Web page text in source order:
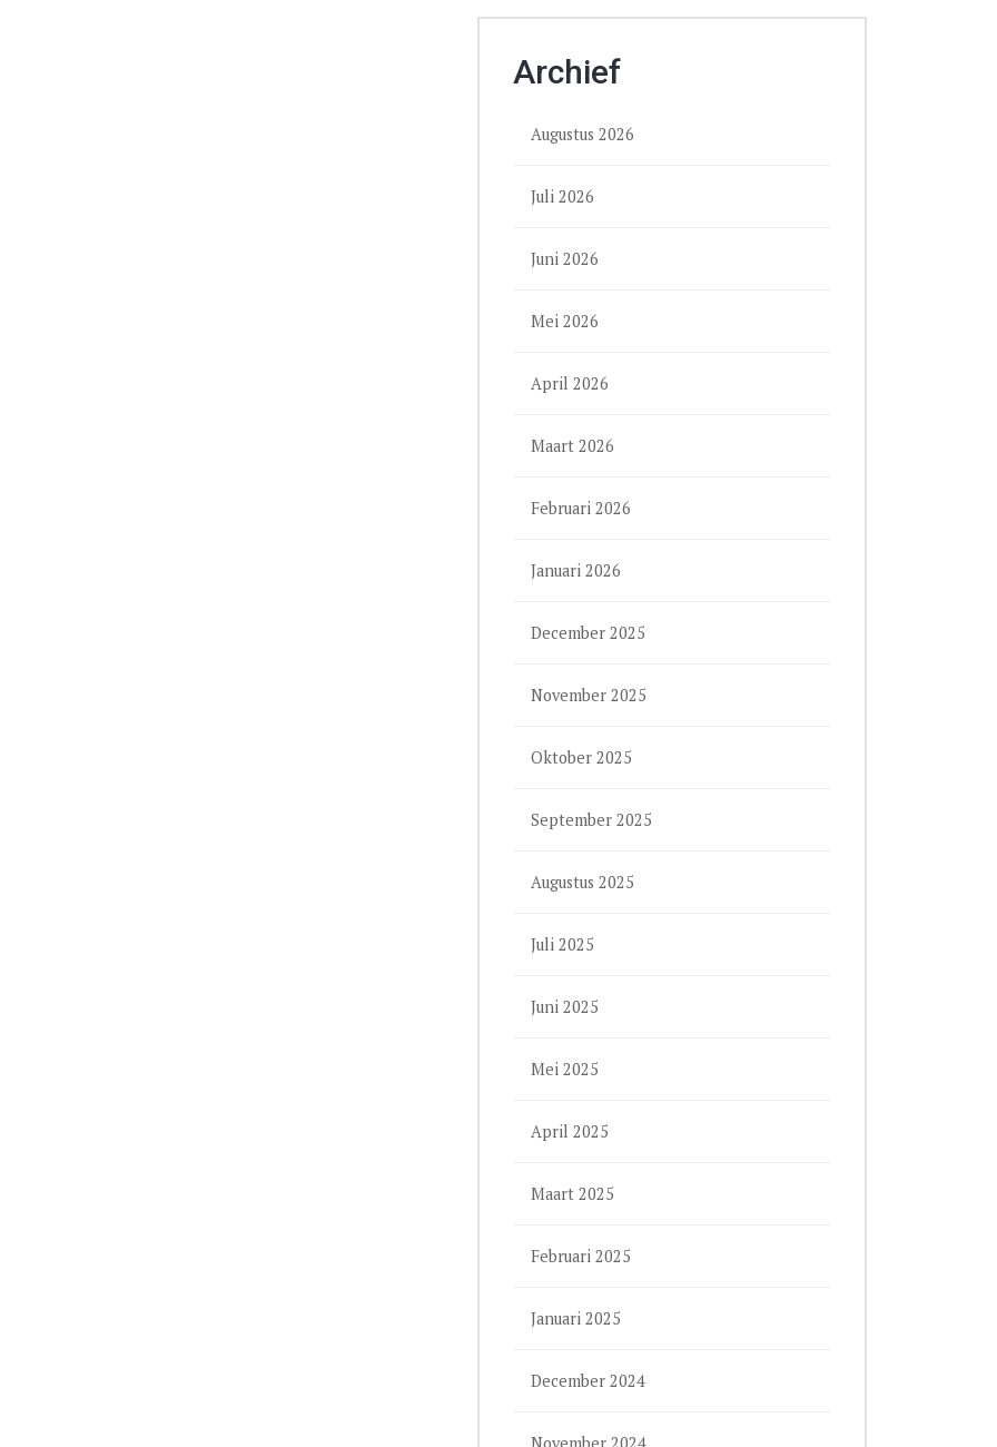
Archief
Augustus 2026
Juli 2026
Juni 2026
Mei 2026
April 2026
Maart 2026
Februari 2026
Januari 2026
December 2025
November 2025
Oktober 2025
September 2025
Augustus 2025
Juli 2025
Juni 2025
Mei 2025
April 2025
Maart 2025
Februari 2025
Januari 2025
December 2024